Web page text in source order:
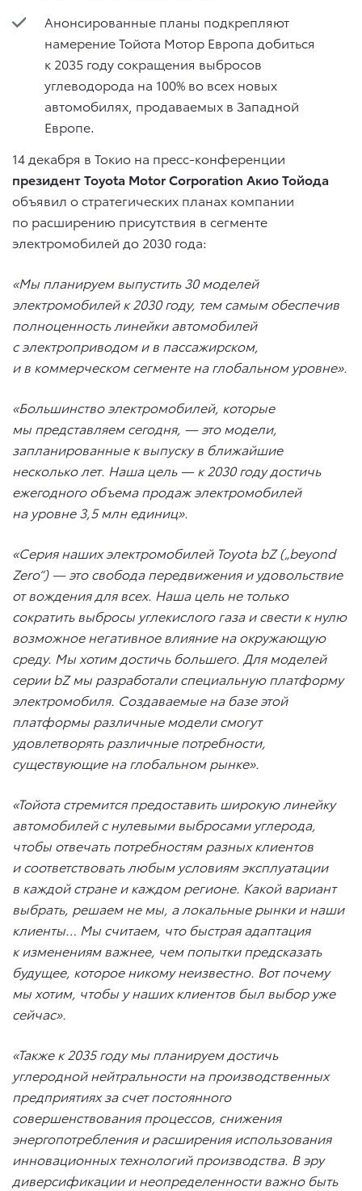
Анонсированные планы подкрепляют
намерение Тойота Мотор Европа добиться
к 2035 году сокращения выбросов
углеводорода на 100% во всех новых
автомобилях, продаваемых в Западной
Европе.
14 декабря в Токио на пресс-конференции
президент Toyota Motor Corporation Акио Тойода
объявил о стратегических планах компании
по расширению присутствия в сегменте
электромобилей до 2030 года:
«Мы планируем выпустить 30 моделей
электромобилей к 2030 году, тем самым обеспечив
полноценность линейки автомобилей
с электроприводом и в пассажирском,
и в коммерческом сегменте на глобальном уровне».
«Большинство электромобилей, которые
мы представляем сегодня, — это модели,
запланированные к выпуску в ближайшие
несколько лет. Наша цель — к 2030 году достичь
ежегодного объема продаж электромобилей
на уровне 3,5 млн единиц».
«Серия наших электромобилей Toyota bZ („beyond
Zero“) — это свобода передвижения и удовольствие
от вождения для всех. Наша цель не только
сократить выбросы углекислого газа и свести к нулю
возможное негативное влияние на окружающую
среду. Мы хотим достичь большего. Для моделей
серии bZ мы разработали специальную платформу
электромобиля. Создаваемые на базе этой
платформы различные модели смогут
удовлетворять различные потребности,
существующие на глобальном рынке».
«Тойота стремится предоставить широкую линейку
автомобилей с нулевыми выбросами углерода,
чтобы отвечать потребностям разных клиентов
и соответствовать любым условиям эксплуатации
в каждой стране и каждом регионе. Какой вариант
выбрать, решаем не мы, а локальные рынки и наши
клиенты… Мы считаем, что быстрая адаптация
к изменениям важнее, чем попытки предсказать
будущее, которое никому неизвестно. Вот почему
мы хотим, чтобы у наших клиентов был выбор уже
сейчас».
«Также к 2035 году мы планируем достичь
углеродной нейтральности на производственных
предприятиях за счет постоянного
совершенствования процессов, снижения
энергопотребления и расширения использования
инновационных технологий производства. В эру
диверсификации и неопределенности важно быть